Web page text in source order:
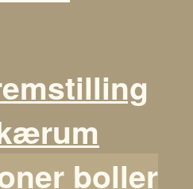
boller